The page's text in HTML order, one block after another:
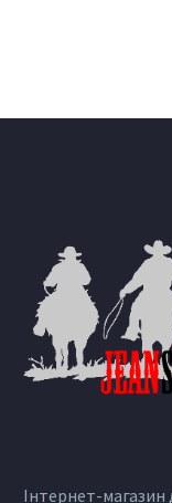
Інтернет-магазин